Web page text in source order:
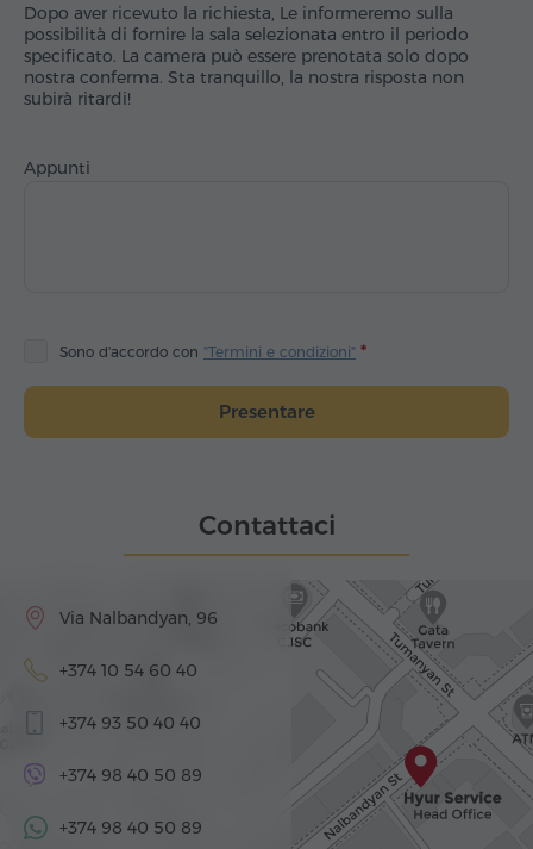
Dopo aver ricevuto la richiesta, Le informeremo sulla
possibilità di fornire la sala selezionata entro il periodo
specificato. La camera può essere prenotata solo dopo
nostra conferma. Sta tranquillo, la nostra risposta non
subirà ritardi!
Appunti
Sono d'accordo con "Termini e condizioni"
Presentare
Contattaci
Via Nalbandyan, 96
+374 10 54 60 40
+374 93 50 40 40
+374 98 40 50 89
+374 98 40 50 89